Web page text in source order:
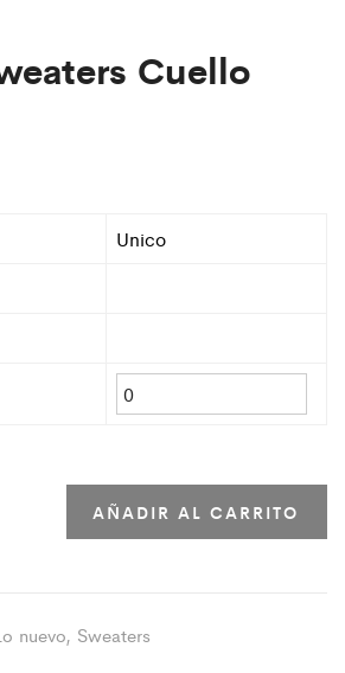
Cuello
Unico
AÑADIR AL CARRITO
nuevo, Sweaters